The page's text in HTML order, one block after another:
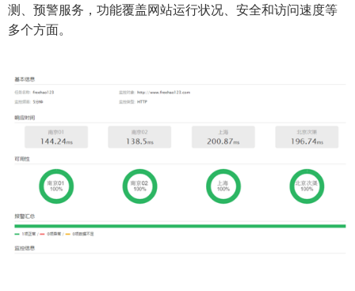
测、预警服务，功能覆盖网站运行状况、安全和访问速度等
多个方面。